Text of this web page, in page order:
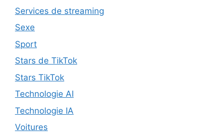
Services de streaming
Sexe
Sport
Stars de TikTok
Stars TikTok
Technologie AI
Technologie IA
Voitures